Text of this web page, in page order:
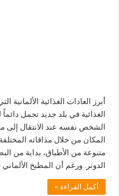
أبرز العادات الغذائية الألمانية
الغذائية في بلد جديد تحمل
الشخص نفسه عند الانتقال إلى
المكان من خلال مذاقاته
متنوعة من الأطباق، بداية من
الدونر. ورغم أن المطبخ الألماني
أكمل القراءة »